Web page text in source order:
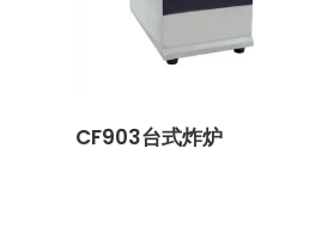
CF903台式炸炉